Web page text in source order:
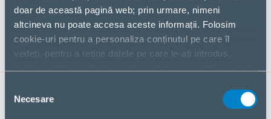
doar de această pagină web; prin urmare, nimeni
altcineva nu poate accesa aceste informații. Folosim
cookie-uri pentru a personaliza conținutul pe care îl
vedeți, pentru a reține datele pe care le-ați introdus,
Partajăm informații despre modul în care utilizați pagina
consimțământului
Necesare
hr@elko.ro
PENTRU ÎNTREBĂRI